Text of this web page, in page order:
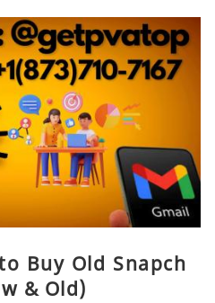
Buy Old Snapch
& Old)